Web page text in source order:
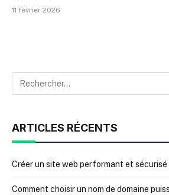
11 février 2026
ARTICLES RÉCENTS
Créer un site web performant et sécurisé
Comment choisir un nom de domaine